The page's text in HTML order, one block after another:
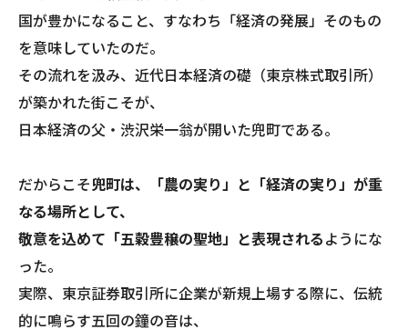
国が豊かになること、すなわち「経済の発展」そのもの
を意味していたのだ。
​その流れを汲み、近代日本経済の礎（東京株式取引所）
が築かれた街こそが、
日本経済の父・渋沢栄一翁が開いた兜町である。
だからこそ兜町は、「農の実り」と「経済の実り」が重
なる場所として、
敬意を込めて「五穀豊穣の聖地」と表現されるようにな
った。
実際、東京証券取引所に企業が新規上場する際に、伝統
的に鳴らす五回の鐘の音は、